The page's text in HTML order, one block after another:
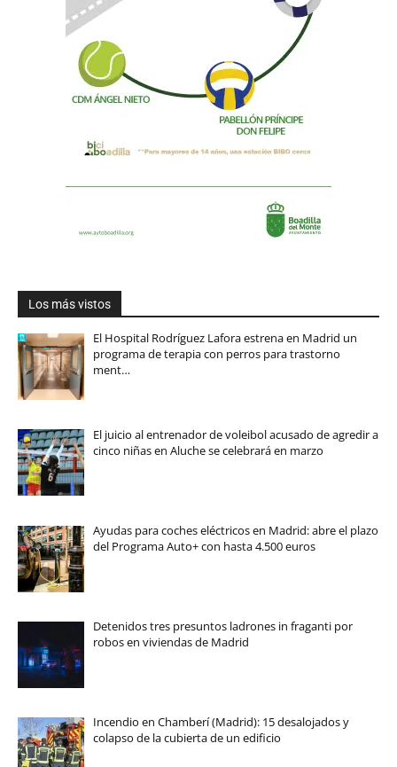
Los más vistos
El Hospital Rodríguez Lafora estrena en Madrid un
programa de terapia con perros para trastorno
ment…
El juicio al entrenador de voleibol acusado de agredir a
cinco niñas en Aluche se celebrará en marzo
Ayudas para coches eléctricos en Madrid: abre el plazo
del Programa Auto+ con hasta 4.500 euros
Detenidos tres presuntos ladrones in fraganti por
robos en viviendas de Madrid
Incendio en Chamberí (Madrid): 15 desalojados y
colapso de la cubierta de un edificio